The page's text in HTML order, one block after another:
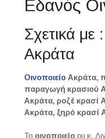
Εδανός
Σχετικά με
Ακράτα
Οινοποιείο Ακράτα,
παραγωγή κρασιού
Ακράτα, ροζέ κρασί
Ακράτα, ξηρό κρασί
Το οινοποιείο ου κ.